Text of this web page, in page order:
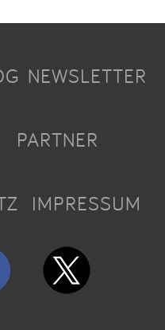
NEWSLETTER
PARTNER
IMPRESSUM